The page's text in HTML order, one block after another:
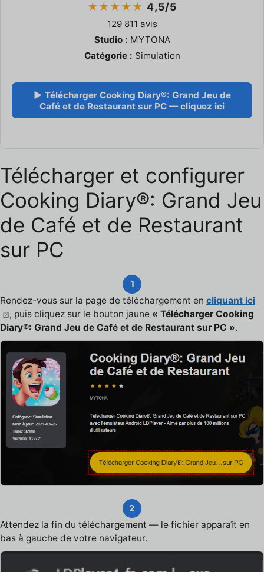
★★★★★ 4,5/5
129 811 avis
Studio : MYTONA
Catégorie : Simulation
▶ Télécharger Cooking Diary®: Grand Jeu de
Café et de Restaurant sur PC — cliquez ici
Télécharger et configurer
Cooking Diary®: Grand Jeu
de Café et de Restaurant
sur PC
1
Rendez-vous sur la page de téléchargement en cliquant ici
, puis cliquez sur le bouton jaune « Télécharger Cooking
Diary®: Grand Jeu de Café et de Restaurant sur PC ».
2
Attendez la fin du téléchargement — le fichier apparaît en
bas à gauche de votre navigateur.